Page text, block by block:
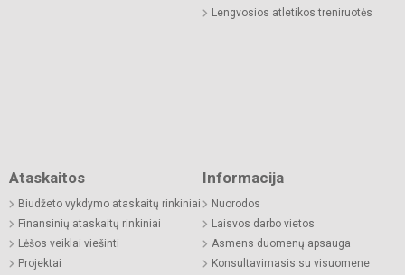
Lengvosios atletikos treniruotės
Ataskaitos
Biudžeto vykdymo ataskaitų rinkiniai
Finansinių ataskaitų rinkiniai
Lėšos veiklai viešinti
Projektai
Informacija
Nuorodos
Laisvos darbo vietos
Asmens duomenų apsauga
Konsultavimasis su visuomene